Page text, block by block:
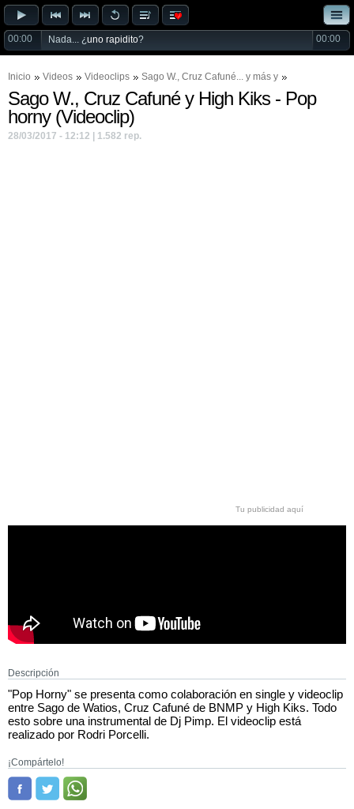
00:00 Nada... ¿uno rapidito? 00:00
Inicio Videos Videoclips Sago W., Cruz Cafuné... y más y
Sago W., Cruz Cafuné y High Kiks - Pop
horny (Videoclip)
28/03/2017 - 12:12 | 1.582 rep.
Tu publicidad aquí
Descripción
"Pop Horny" se presenta como colaboración en single y videoclip
entre Sago de Watios, Cruz Cafuné de BNMP y High Kiks. Todo
esto sobre una instrumental de Dj Pimp. El videoclip está
realizado por Rodri Porcelli.
¡Compártelo!